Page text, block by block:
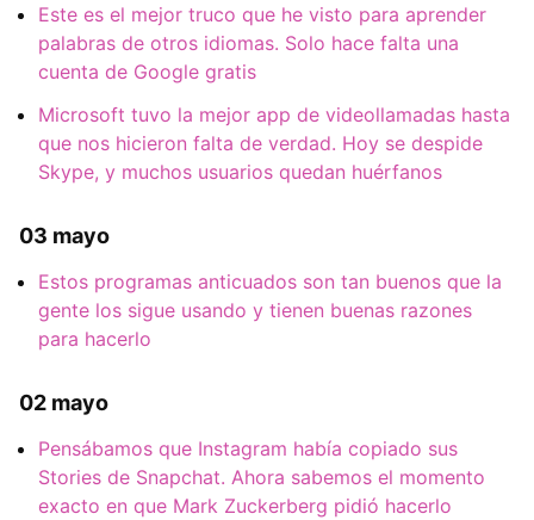
Este es el mejor truco que he visto para aprender
palabras de otros idiomas. Solo hace falta una
cuenta de Google gratis
Microsoft tuvo la mejor app de videollamadas hasta
que nos hicieron falta de verdad. Hoy se despide
Skype, y muchos usuarios quedan huérfanos
03 mayo
Estos programas anticuados son tan buenos que la
gente los sigue usando y tienen buenas razones
para hacerlo
02 mayo
Pensábamos que Instagram había copiado sus
Stories de Snapchat. Ahora sabemos el momento
exacto en que Mark Zuckerberg pidió hacerlo